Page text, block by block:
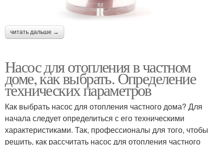
читать дальше →
Насос для отопления в частном
доме, как выбрать. Определение
технических параметров
Как выбрать насос для отопления частного дома? Для
начала следует определиться с его техническими
характеристиками. Так, профессионалы для того, чтобы
решить, как рассчитать насос для отопления частного